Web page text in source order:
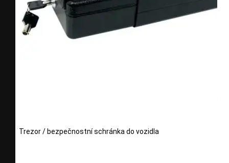
Trezor / bezpečnostní schránka do vozidla